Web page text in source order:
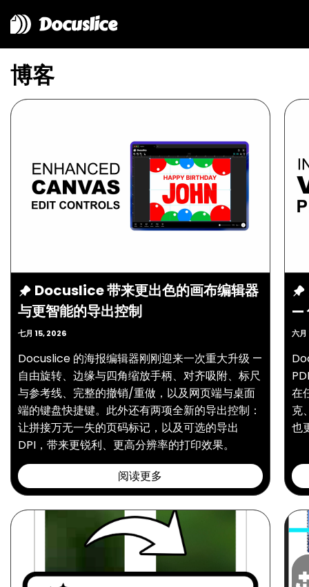
Docuslice
博客
Docuslice 带来更出色的画布编辑器
与更智能的导出控制
七月 15, 2026
Docuslice 的海报编辑器刚刚迎来一次重大升级 —
自由旋转、边缘与四角缩放手柄、对齐吸附、标尺
与参考线、完整的撤销/重做，以及网页端与桌面
端的键盘快捷键。此外还有两项全新的导出控制：
让拼接万无一失的页码标记，以及可选的导出
DPI，带来更锐利、更高分辨率的打印效果。
阅读更多
—
六
在
克
也